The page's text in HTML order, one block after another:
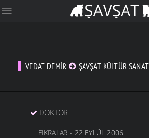
VEDAT DEMIR ŞAVŞAT KÜLTÜR-SANAT
DOKTOR
FIKRALAR - 22 EYLÜL 2006